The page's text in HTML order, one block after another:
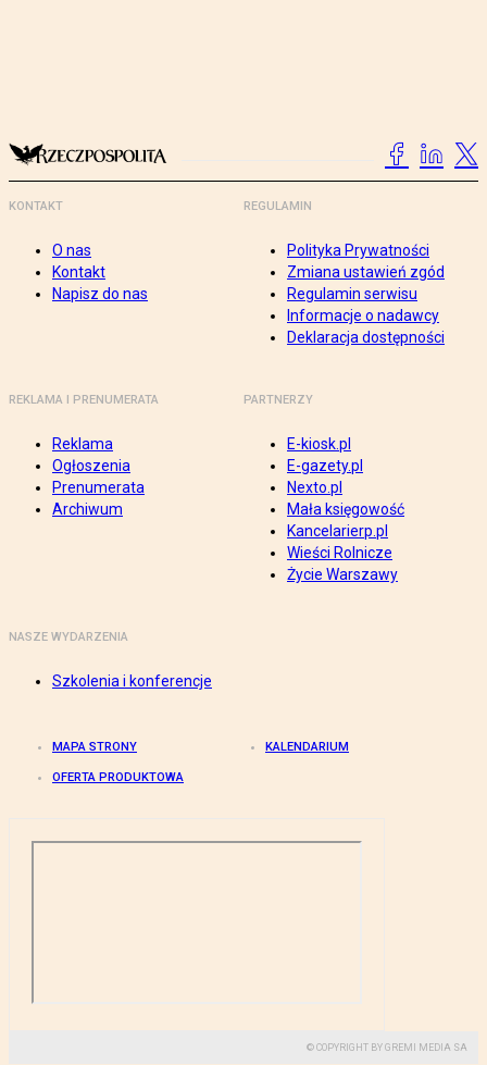
KONTAKT
O nas
Kontakt
Napisz do nas
REGULAMIN
Polityka Prywatności
Zmiana ustawień zgód
Regulamin serwisu
Informacje o nadawcy
Deklaracja dostępności
REKLAMA I PRENUMERATA
Reklama
Ogłoszenia
Prenumerata
Archiwum
PARTNERZY
E-kiosk.pl
E-gazety.pl
Nexto.pl
Mała księgowość
Kancelarierp.pl
Wieści Rolnicze
Życie Warszawy
NASZE WYDARZENIA
Szkolenia i konferencje
MAPA STRONY KALENDARIUM
OFERTA PRODUKTOWA
© COPYRIGHT BY GREMI MEDIA SA